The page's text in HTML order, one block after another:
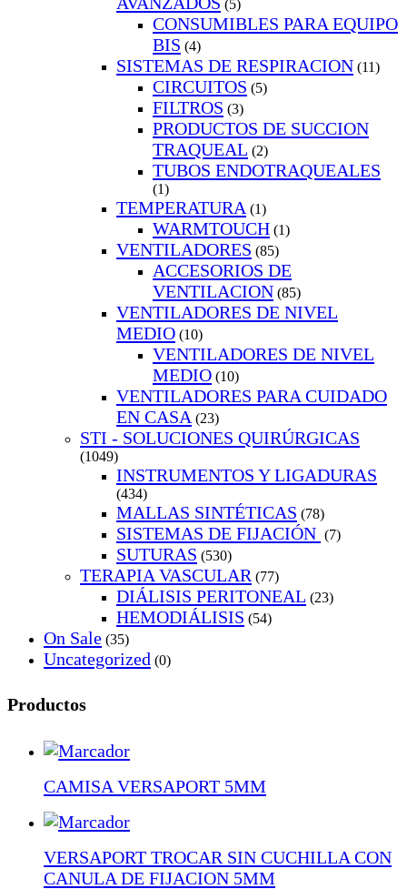
(5)
CONSUMIBLES PARA EQUIPO
BIS (4)
SISTEMAS DE RESPIRACION (11)
CIRCUITOS (5)
FILTROS (3)
PRODUCTOS DE SUCCION
TRAQUEAL (2)
TUBOS ENDOTRAQUEALES
(1)
TEMPERATURA (1)
WARMTOUCH (1)
VENTILADORES (85)
ACCESORIOS DE
VENTILACION (85)
VENTILADORES DE NIVEL
MEDIO (10)
VENTILADORES DE NIVEL
MEDIO (10)
VENTILADORES PARA CUIDADO
EN CASA (23)
STI - SOLUCIONES QUIRÚRGICAS
(1049)
INSTRUMENTOS Y LIGADURAS
(434)
MALLAS SINTÉTICAS (78)
SISTEMAS DE FIJACIÓN (7)
SUTURAS (530)
TERAPIA VASCULAR (77)
DIÁLISIS PERITONEAL (23)
HEMODIÁLISIS (54)
On Sale (35)
Uncategorized (0)
Productos
CAMISA VERSAPORT 5MM
VERSAPORT TROCAR SIN CUCHILLA CON
CANULA DE FIJACION 5MM